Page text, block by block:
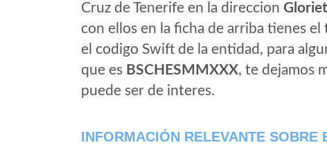
Cruz de Tenerife en la direccion
con ellos en la ficha de arriba tienes
el codigo Swift de la entidad, para
que es BSCHESMMXXX, te dejamos
puede ser de interes.
INFORMACIÓN RELEVANTE SOBRE